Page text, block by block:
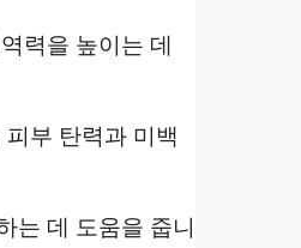
력을 높이는 데
부 탄력과 미백
는 데 도움을 줍니